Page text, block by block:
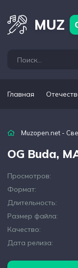
MUZ
Главная
Muzopen.net -
OG Buda,
Просмотров:
Формат:
Длительность:
Размер файла:
Качество:
Дата релиза:
артисты